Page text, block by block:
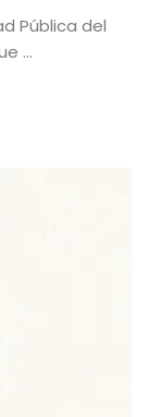
Pública del
...